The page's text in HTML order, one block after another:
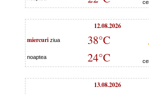
12.08.2026
miercuri ziua 38°C
noaptea 24°C
13.08.2026